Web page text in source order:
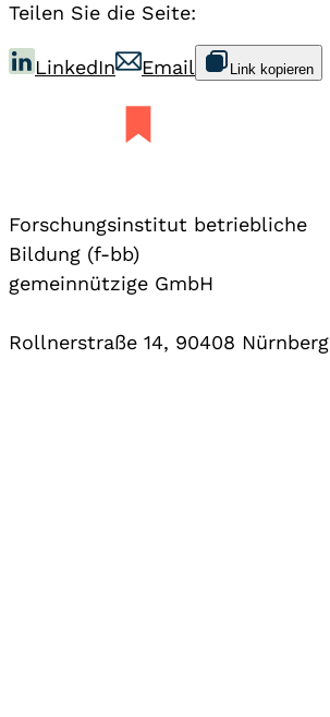
Teilen Sie die Seite:
LinkedIn Email Link kopieren
Forschungsinstitut betriebliche
Bildung (f-bb)
gemeinnützige GmbH
Rollnerstraße 14, 90408 Nürnberg